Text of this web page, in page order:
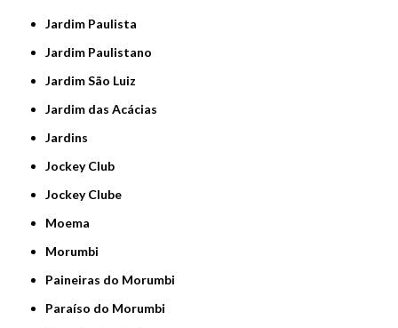
Jardim Paulista
Jardim Paulistano
Jardim São Luiz
Jardim das Acácias
Jardins
Jockey Club
Jockey Clube
Moema
Morumbi
Paineiras do Morumbi
Paraíso do Morumbi